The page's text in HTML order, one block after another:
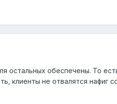
остальных обеспечены. То
клиенты не отвалятся нафиг